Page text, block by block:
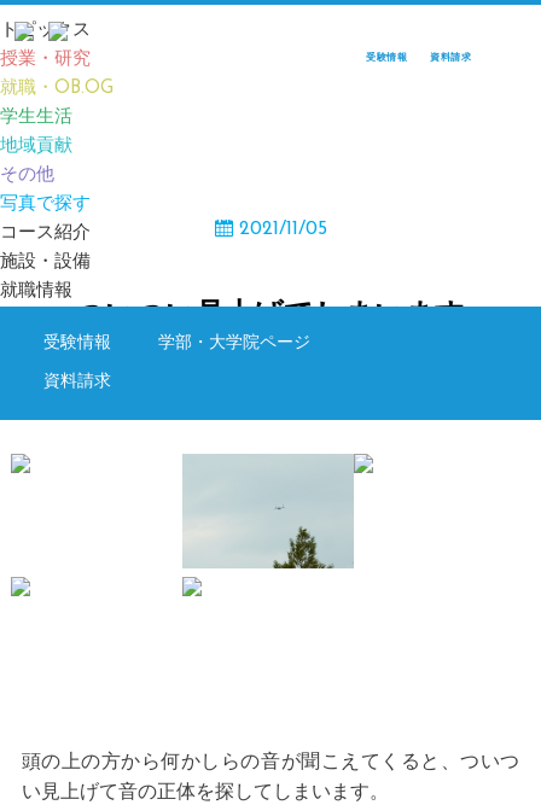
受験情報 資料請求
トピックス
授業・研究
就職・OB.OG
学生生活
地域貢献
その他
写真で探す
コース紹介
施設・設備
就職情報
受験情報 学部・大学院ページ
資料請求
2021/11/05
ついつい見上げてしまいます
頭の上の方から何かしらの音が聞こえてくると、ついつ
い見上げて音の正体を探してしまいます。